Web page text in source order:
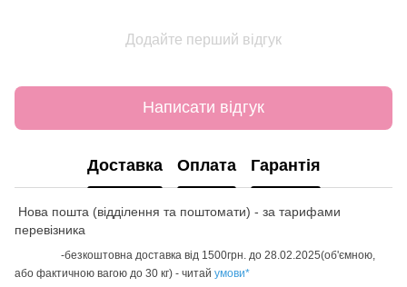
Додайте перший відгук
Написати відгук
Доставка Оплата Гарантія
Нова пошта (відділення та поштомати) - за тарифами
перевізника
-безкоштовна доставка від 1500грн. до 28.02.2025(об'ємною,
або фактичною вагою до 30 кг) - читай умови*